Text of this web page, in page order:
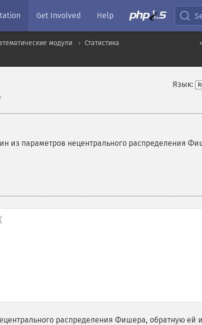
Get Involved Help
модули
Статистика
Язык:
из параметров нецентрального распределения
(
распределения Фишера, обратную ей